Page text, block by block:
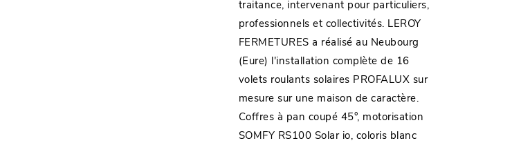
traitance, intervenant pour particuliers,
professionnels et collectivités. LEROY
FERMETURES a réalisé au Neubourg
(Eure) l'installation complète de 16
volets roulants solaires PROFALUX sur
mesure sur une maison de caractère.
Coffres à pan coupé 45°, motorisation
SOMFY RS100 Solar io, coloris blanc